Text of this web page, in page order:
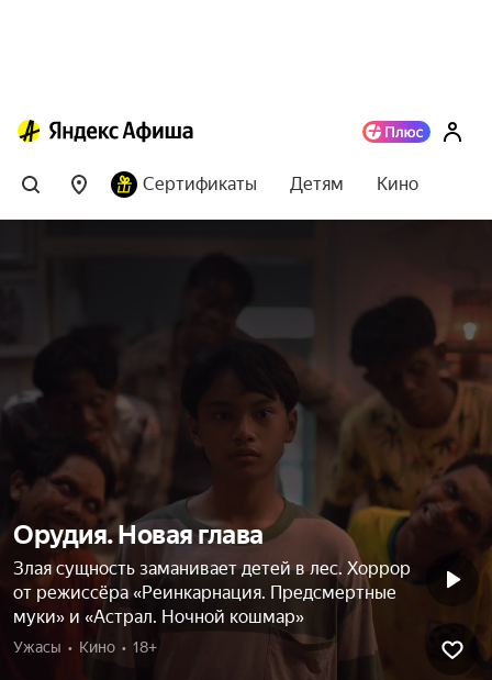
Сертификаты Детям Кино
Орудия. Новая глава
Злая сущность заманивает детей в лес. Хоррор
от режиссёра «Реинкарнация. Предсмертные
муки» и «Астрал. Ночной кошмар»
Ужасы  •  Кино  •  18+